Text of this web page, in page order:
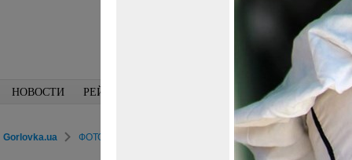
НОВОСТИ РЕЙТИНГИ СПЕЦИАЛИСТЫ
Gorlovka.ua ФОТОРЕПОРТАЖИ